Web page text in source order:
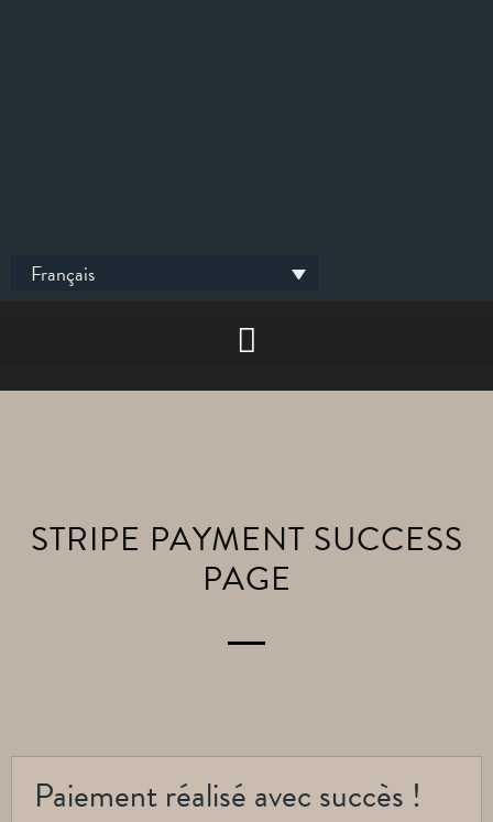
Français
STRIPE PAYMENT SUCCESS
PAGE
Paiement réalisé avec succès !